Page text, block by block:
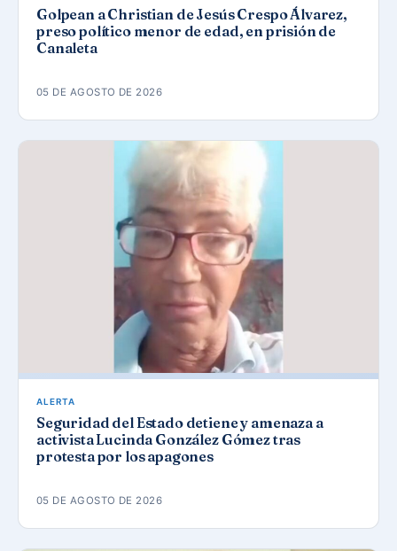
Golpean a Christian de Jesús Crespo Álvarez,
preso político menor de edad, en prisión de
Canaleta
05 DE AGOSTO DE 2026
ALERTA
Seguridad del Estado detiene y amenaza a
activista Lucinda González Gómez tras
protesta por los apagones
05 DE AGOSTO DE 2026